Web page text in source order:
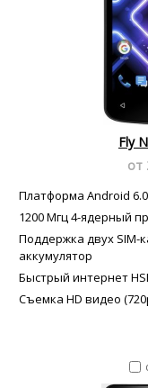
Fly
от
Платформа Android 6.0
1200 Мгц 4-ядерный
Поддержка двух SIM-
аккумулятор
Быстрый интернет
Съемка HD видео